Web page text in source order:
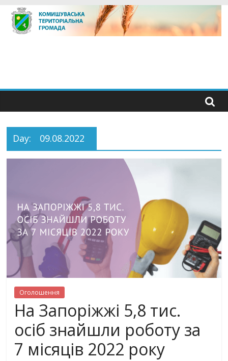
Skip
content
Day: 09.08.2022
Оголошення
На Запоріжжі 5,8 тис.
осіб знайшли роботу за
7 місяців 2022 року